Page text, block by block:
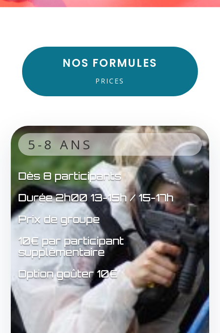
NOS FORMULES
PRICES
5-8 ANS
Dès 8 participants
Durée 2h00 13-15h / 15-17h
Prix de groupe
10€ par participant
supplémentaire
Option goûter 10€